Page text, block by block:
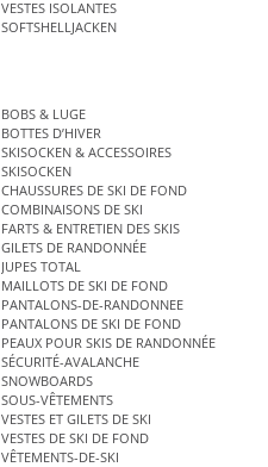
VESTES ISOLANTES
SOFTSHELLJACKEN
BOBS & LUGE
BOTTES D’HIVER
SKISOCKEN & ACCESSOIRES
SKISOCKEN
CHAUSSURES DE SKI DE FOND
COMBINAISONS DE SKI
FARTS & ENTRETIEN DES SKIS
GILETS DE RANDONNÉE
JUPES TOTAL
MAILLOTS DE SKI DE FOND
PANTALONS-DE-RANDONNEE
PANTALONS DE SKI DE FOND
PEAUX POUR SKIS DE RANDONNÉE
SÉCURITÉ-AVALANCHE
SNOWBOARDS
SOUS-VÊTEMENTS
VESTES ET GILETS DE SKI
VESTES DE SKI DE FOND
VÊTEMENTS-DE-SKI